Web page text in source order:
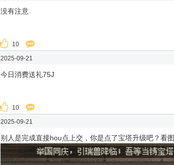
没有注意
10
2025-09-21
今日消费送礼75J
10
2025-09-21
别人是完成直接hou点上交，你是点了宝塔升级吧？看图